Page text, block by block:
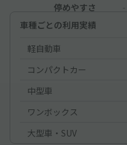
停めやすさ
-
車種ごとの利用実績
軽自動車
コンパクトカー
中型車
ワンボックス
大型車・SUV